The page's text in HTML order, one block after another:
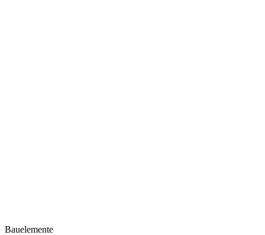
Bauelemente